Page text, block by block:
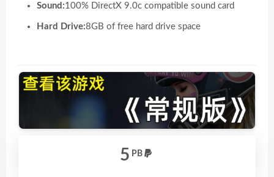
Sound:100% DirectX 9.0c compatible sound card
Hard Drive:8GB of free hard drive space
5 PB